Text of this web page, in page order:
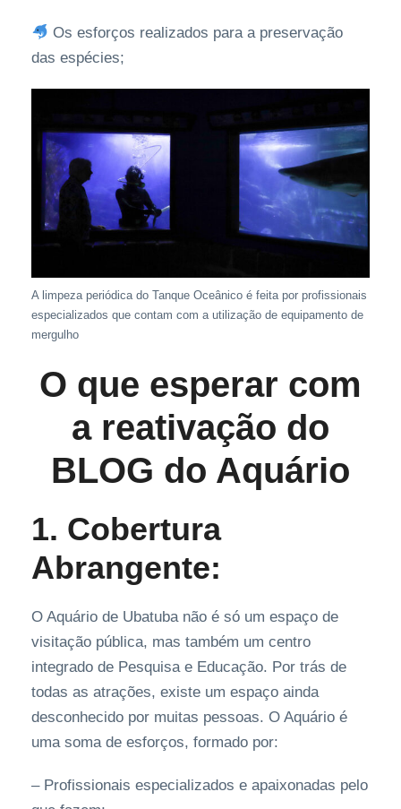
Os esforços realizados para a preservação
das espécies;
A limpeza periódica do Tanque Oceânico é feita por profissionais
especializados que contam com a utilização de equipamento de
mergulho
O que esperar com
a reativação do
BLOG do Aquário
1. Cobertura
Abrangente:
O Aquário de Ubatuba não é só um espaço de
visitação pública, mas também um centro
integrado de Pesquisa e Educação. Por trás de
todas as atrações, existe um espaço ainda
desconhecido por muitas pessoas. O Aquário é
uma soma de esforços, formado por:
– Profissionais especializados e apaixonadas pelo